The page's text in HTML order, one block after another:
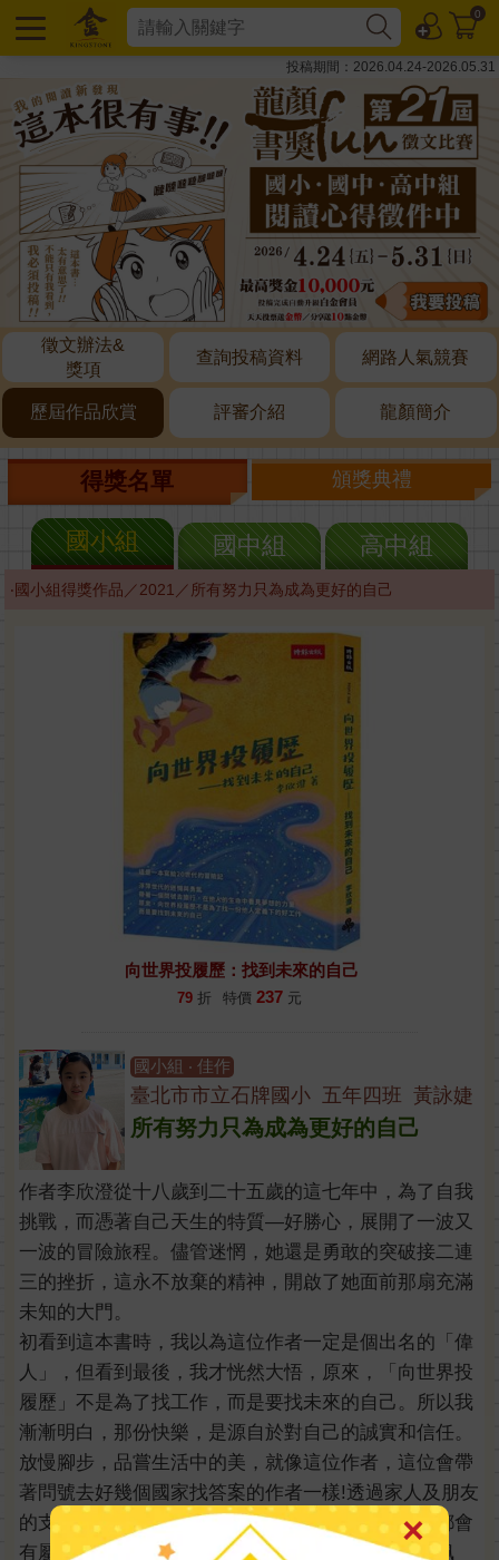
0
投稿期間：2026.04.24-2026.05.31
徵文辦法&
獎項
查詢投稿資料 網路人氣競賽
歷屆作品欣賞 評審介紹 龍顏簡介
得獎名單 頒獎典禮
國小組 國中組 高中組
‧國小組得獎作品／2021／所有努力只為成為更好的自己
向世界投履歷：找到未來的自己
79 折 特價 237 元
國小組 ‧ 佳作
臺北市市立石牌國小 五年四班 黃詠婕
所有努力只為成為更好的自己
作者李欣澄從十八歲到二十五歲的這七年中，為了自我
挑戰，而憑著自己天生的特質—好勝心，展開了一波又
一波的冒險旅程。儘管迷惘，她還是勇敢的突破接二連
三的挫折，這永不放棄的精神，開啟了她面前那扇充滿
未知的大門。
初看到這本書時，我以為這位作者一定是個出名的「偉
人」，但看到最後，我才恍然大悟，原來，「向世界投
履歷」不是為了找工作，而是要找未來的自己。所以我
漸漸明白，那份快樂，是源自於對自己的誠實和信任。
放慢腳步，品嘗生活中的美，就像這位作者，這位會帶
著問號去好幾個國家找答案的作者一樣!透過家人及朋友
的支持，她克服了種種困難，相信無論在哪個時刻都會
有屬於自己的獨特機會。她的精神，不禁讓我感到佩